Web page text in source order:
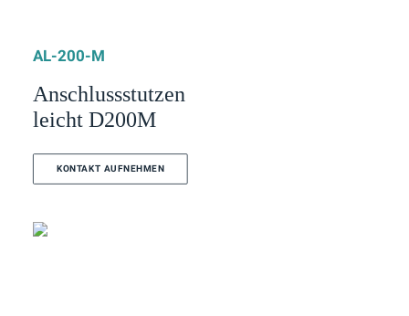
AL-200-M
Anschlussstutzen
leicht D200M
KONTAKT AUFNEHMEN